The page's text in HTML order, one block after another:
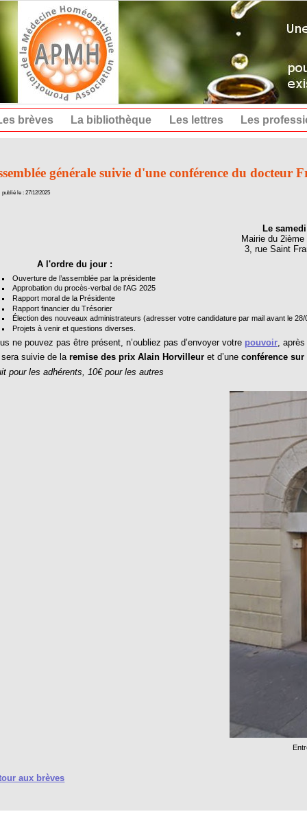
brèves La bibliothèque Les lettres Les
générale suivie d'une conférence du
publié le : 27/12/2025
Le
Mairie du
3, rue Saint
du jour :
Ouverture de l’assemblée par la présidente
Approbation du procès-verbal de l’AG 2025
Rapport moral de la Présidente
Rapport financier du Trésorier
Élection des nouveaux administrateurs (adresser votre candidature par mail avant le 28/
Projets à venir et questions diverses.
ne pouvez pas être présent, n’oubliez pas d’envoyer votre pouvoir ,
sera suivie de la remise des prix Alain Horvilleur et d’une conférence
pour les adhérents, 10€ pour les autres
aux brèves